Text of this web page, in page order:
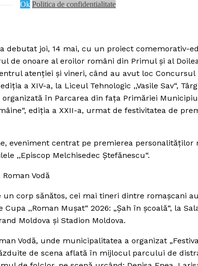
debutat joi, 14 mai, cu un proiect comemorativ-
onoare al eroilor români din Primul şi al
atenţiei şi vineri, când au avut loc Concursul
a XIV-a, la Liceul Tehnologic ,,Vasile Sav“,
în Parcarea din faţa Primăriei
ediţia a XXII-a, urmat de festivitatea de
eveniment centrat pe premierea personalităţilor
,,Episcop Melchisedec Ştefănescu“.
Vodă
corp sănătos, cei mai tineri dintre romaşcani
,,Roman Muşat“ 2026: „Şah în şcoală“, la
Moldova şi Stadion Moldova.
Vodă, unde municipalitatea a organizat
de scena aflată în mijlocul parcului de
Ok Politica de confidentialitate